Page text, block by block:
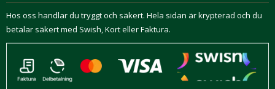
Hos oss handlar du tryggt och säkert. Hela sidan är krypterad och du
betalar säkert med Swish, Kort eller Faktura.